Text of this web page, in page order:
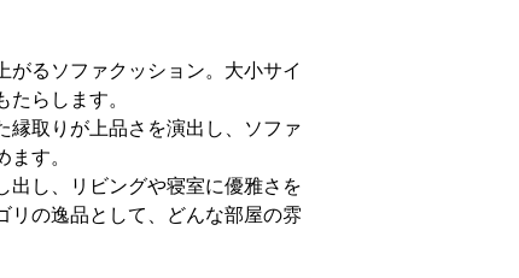
がるソファクッション。大小サイ
らします。
縁取りが上品さを演出し、ソファ
す。
出し、リビングや寝室に優雅さを
リの逸品として、どんな部屋の雰